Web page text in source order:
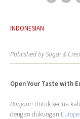
INDONESIAN
Published by Sugar &
Open Your Taste with
Bonjour! Untuk kedua
dengan dukungan